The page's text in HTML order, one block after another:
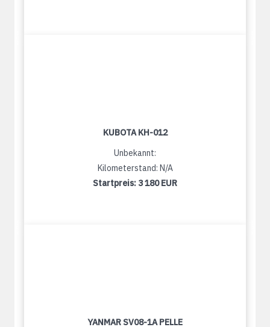
KUBOTA KH-012
Unbekannt:
Kilometerstand: N/A
Startpreis: 3 180 EUR
YANMAR SV08-1A PELLE